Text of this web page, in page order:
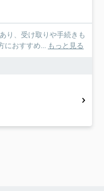
り、受け取りや手続きも
におすすめ... もっと見る